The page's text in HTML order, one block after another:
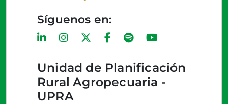
Unidad de Planificación
Rural Agropecuaria -
UPRA
Síguenos en: